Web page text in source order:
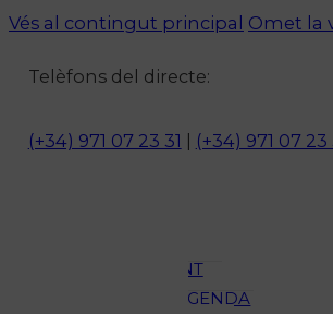
Vés al contingut principal Omet la
Telèfons del directe:
(+34) 971 07 23 31 (+34) 971 07 23
OCI
AMBIENT
AGENDA